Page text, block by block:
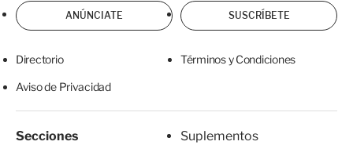
ANÚNCIATE SUSCRÍBETE
Directorio Términos y Condiciones
Aviso de Privacidad
Secciones
Suplementos